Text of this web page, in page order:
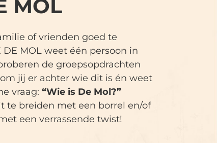
MOL
of vrienden goed te
DE MOL weet één persoon in
de groepsopdrachten
jij er achter wie dit is én weet
vraag: “Wie is De Mol?”
te breiden met een borrel en/of
een verrassende twist!